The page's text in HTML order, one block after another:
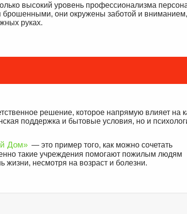
высокий уровень профессионализма
они окружены заботой и
руках.
решение, которое напрямую влияет на
поддержка и бытовые условия, но и
Дом» — это пример того, как можно сочетать
такие учреждения помогают пожилым людям
жизни, несмотря на возраст и болезни.